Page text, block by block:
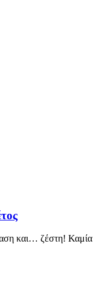
και… ζέστη! Καμία